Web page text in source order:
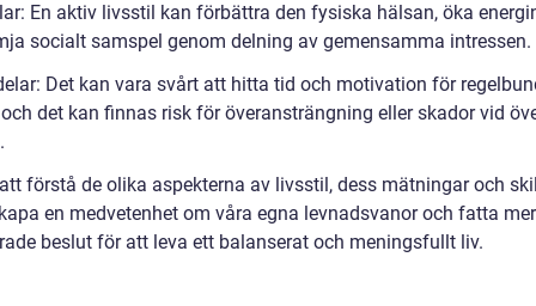
En aktiv livsstil kan förbättra den fysiska hälsan, öka
socialt samspel genom delning av gemensamma intressen.
Det kan vara svårt att hitta tid och motivation för
det kan finnas risk för överansträngning eller skador vid
förstå de olika aspekterna av livsstil, dess mätningar och
en medvetenhet om våra egna levnadsvanor och fatta mer
beslut för att leva ett balanserat och meningsfullt liv.